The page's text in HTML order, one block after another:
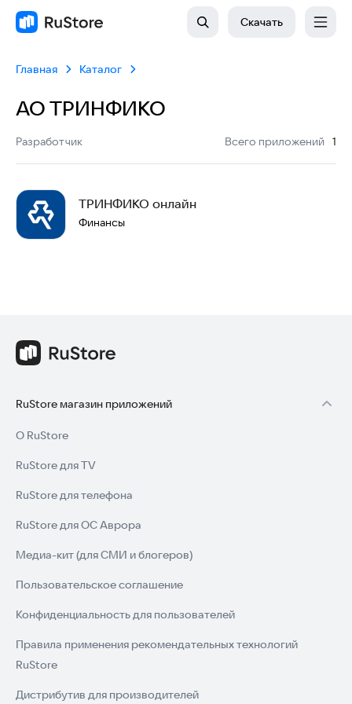
Скачать
Главная Каталог
АО ТРИНФИКО
Разработчик Всего приложений
: 1
ТРИНФИКО онлайн
Финансы
RuStore магазин приложений
О RuStore
RuStore для TV
RuStore для телефона
RuStore для ОС Аврора
Медиа-кит (для СМИ и блогеров)
Пользовательское соглашение
Конфиденциальность для пользователей
Правила применения рекомендательных технологий
RuStore
Дистрибутив для производителей